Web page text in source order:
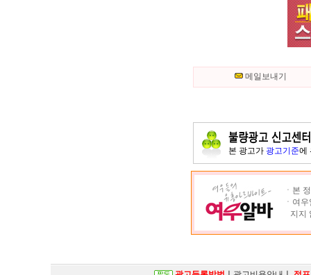
메일보내기
본 광고가 광고기준에
ㆍ본
ㆍ여
지지